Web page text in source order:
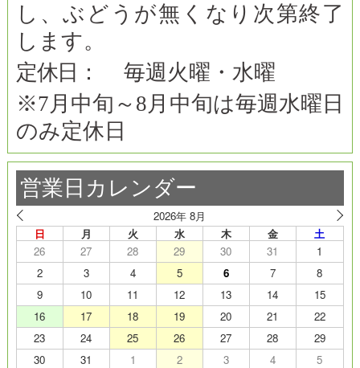
し、ぶどうが無くなり次第終了
します。
定休日：
毎週火曜・水曜
※7月中旬～8月中旬は毎週水曜日
のみ定休日
営業日カレンダー
2026年 8月
日
月 火 水 木 金
土
26
27 28 29 30 31
1
2
3 4 5 6 7
8
9
10 11 12 13 14
15
16
17 18 19 20 21
22
23
24 25 26 27 28
29
30
31 1 2 3 4 5